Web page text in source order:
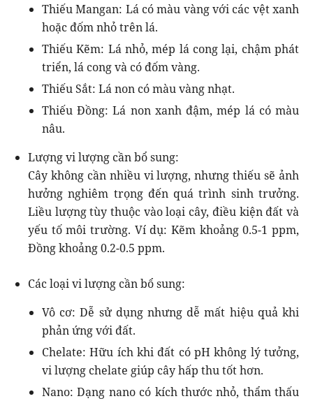
Thiếu Mangan: Lá có màu vàng với các vệt xanh
hoặc đốm nhỏ trên lá.
Thiếu Kẽm: Lá nhỏ, mép lá cong lại, chậm phát
triển, lá cong và có đốm vàng.
Thiếu Sắt: Lá non có màu vàng nhạt.
Thiếu Đồng: Lá non xanh đậm, mép lá có màu
nâu.
Lượng vi lượng cần bổ sung:
Cây không cần nhiều vi lượng, nhưng thiếu sẽ ảnh
hưởng nghiêm trọng đến quá trình sinh trưởng.
Liều lượng tùy thuộc vào loại cây, điều kiện đất và
yếu tố môi trường. Ví dụ: Kẽm khoảng 0.5-1 ppm,
Đồng khoảng 0.2-0.5 ppm.
Các loại vi lượng cần bổ sung:
Vô cơ: Dễ sử dụng nhưng dễ mất hiệu quả khi
phản ứng với đất.
Chelate: Hữu ích khi đất có pH không lý tưởng,
vi lượng chelate giúp cây hấp thu tốt hơn.
Nano: Dạng nano có kích thước nhỏ, thẩm thấu